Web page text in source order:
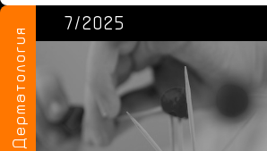
Дерматология
7/2025